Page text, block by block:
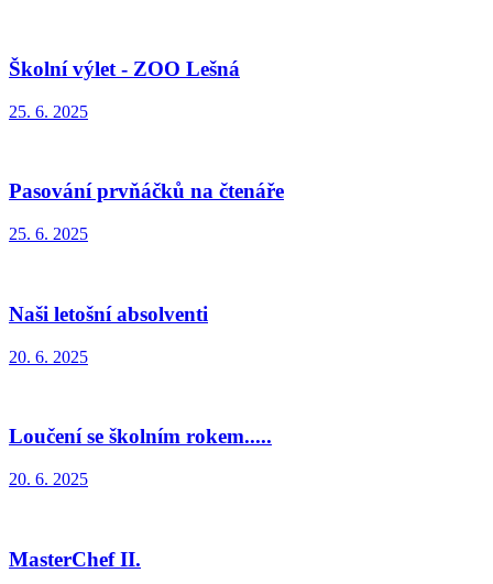
Školní výlet - ZOO Lešná
25. 6. 2025
Pasování prvňáčků na čtenáře
25. 6. 2025
Naši letošní absolventi
20. 6. 2025
Loučení se školním rokem.....
20. 6. 2025
MasterChef II.